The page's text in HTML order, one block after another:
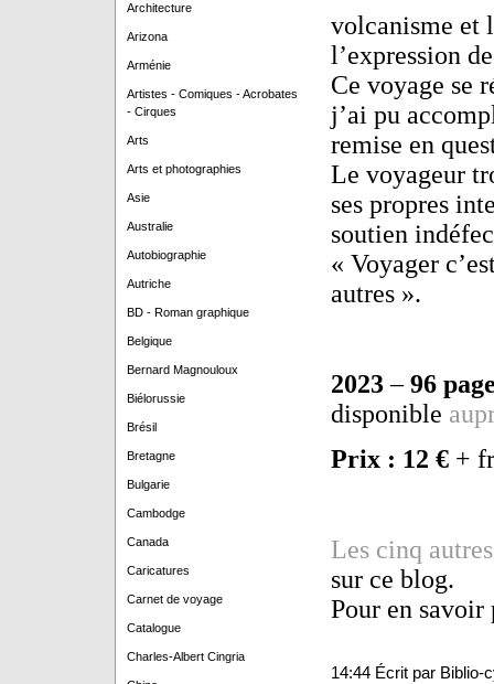
Architecture
Arizona
Arménie
Artistes - Comiques - Acrobates
- Cirques
Arts
Arts et photographies
Asie
Australie
Autobiographie
Autriche
BD - Roman graphique
Belgique
Bernard Magnouloux
Biélorussie
Brésil
Bretagne
Bulgarie
Cambodge
Canada
Caricatures
Carnet de voyage
Catalogue
Charles-Albert Cingria
volcanisme et
l’expression
Ce voyage se
j’ai pu
remise en
Le voyageur
ses propres
soutien
« Voyager
autres ».
2023–96
disponible
Prix : 12 €+
Les cinq
sur ce blog.
Pour en
14:44 Écrit par Biblio-